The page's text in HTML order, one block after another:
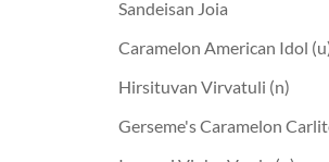
Sandeisan Joia
Caramelon American Idol
Hirsituvan Virvatuli (n)
Gerseme's Caramelon